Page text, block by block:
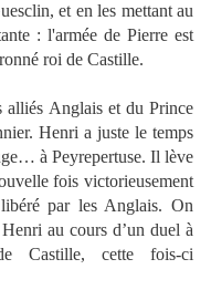
et en les mettant au
: l'armée de Pierre est
roi de Castille.
alliés Anglais et du Prince
Henri a juste le temps
à Peyrepertuse. Il lève
fois victorieusement
par les Anglais. On
au cours d’un duel à
Castille, cette fois-ci